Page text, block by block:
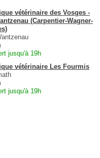
vétérinaire des Vosges -
(Carpentier-Wagner-
jusqu'à 19h
vétérinaire Les Fourmis
jusqu'à 19h